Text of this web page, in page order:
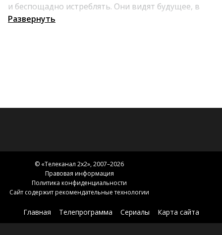
и беспощадно истреблять. Они видят будущее, в
котором роботы разрушают Вселенную. И тогда
Развернуть
© «Телеканал 2x2», 2007–2026
Правовая информация
Политика конфиденциальности
Сайт содержит рекомендательные технологии
Главная Телепрограмма Сериалы
Карта сайта